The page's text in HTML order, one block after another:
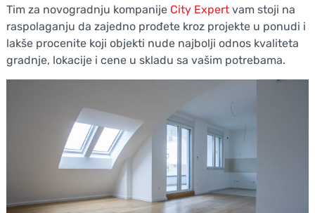
Tim za novogradnju kompanije City Expertvam stoji na
raspolaganju da zajedno prođete kroz projekte u ponudi i
lakše procenite koji objekti nude najbolji odnos kvaliteta
gradnje, lokacije i cene u skladu sa vašim potrebama.